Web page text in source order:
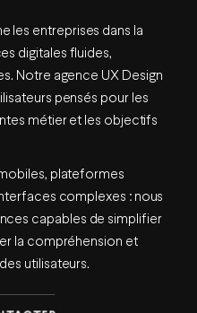
les entreprises dans la
digitales fluides,
Notre agence UX Design
pensés pour les
métier et les objectifs
plateformes
complexes : nous
capables de simplifier
la compréhension et
utilisateurs.